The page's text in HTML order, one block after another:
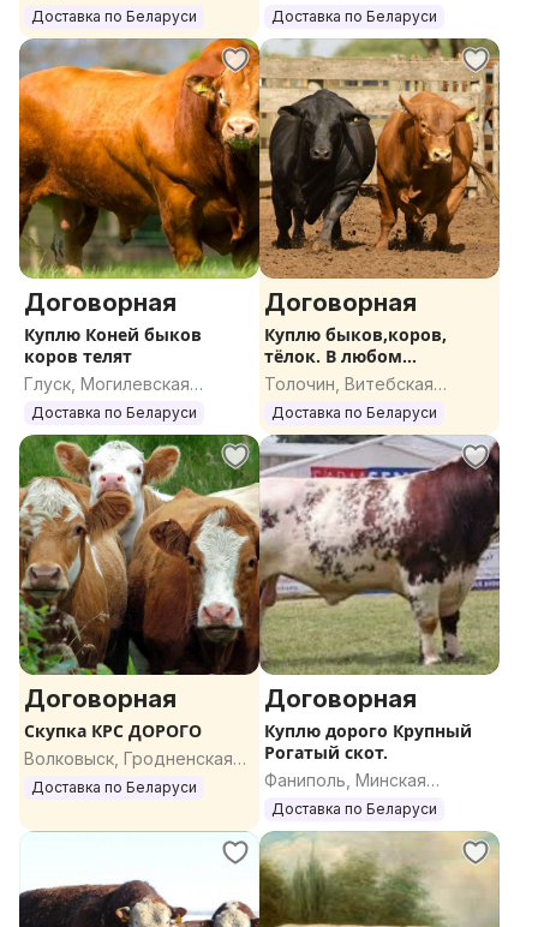
Доставка по Беларуси
область
Доставка по Беларуси
Договорная
Куплю Коней быков
коров телят
Глуск, Могилевская
область
Доставка по Беларуси
Договорная
Куплю быков,коров,
тёлок. В любом
количестве.
Толочин, Витебская
область
Доставка по Беларуси
Договорная
Скупка КРС ДОРОГО
Волковыск, Гродненская
область
Доставка по Беларуси
Договорная
Куплю дорого Крупный
Рогатый скот.
Фаниполь, Минская
область
Доставка по Беларуси